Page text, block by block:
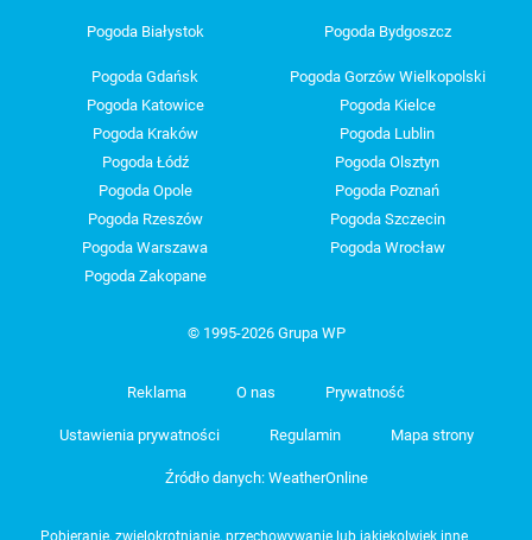
Pogoda Białystok Pogoda Bydgoszcz
Pogoda Gdańsk
Pogoda Gorzów Wielkopolski
Pogoda Katowice
Pogoda Kielce
Pogoda Kraków
Pogoda Lublin
Pogoda Łódź
Pogoda Olsztyn
Pogoda Opole
Pogoda Poznań
Pogoda Rzeszów
Pogoda Szczecin
Pogoda Warszawa
Pogoda Wrocław
Pogoda Zakopane
© 1995-2026 Grupa WP
Reklama O nas Prywatność
Ustawienia prywatności Regulamin Mapa strony
Źródło danych: WeatherOnline
Pobieranie, zwielokrotnianie, przechowywanie lub jakiekolwiek inne